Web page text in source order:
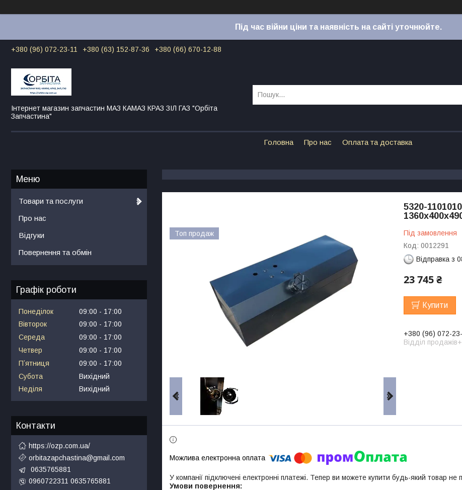
Під час війни ціни та наявність на сайті уточнюйте.
+380 (96) 072-23-11 +380 (63) 152-87-36 +380 (66) 670-12-88
Інтернет магазин запчастин МАЗ КАМАЗ КРАЗ ЗІЛ ГАЗ "Орбіта
Запчастина"
Головна Про нас Оплата та доставка
Топ продаж
5320-
Під замовлення
Код: 0012291
Відправка з
23 745 ₴
Купити
+380 (96) 072-
Відділ
У компанії підключені електронні платежі. Тепер ви можете купити будь-який товар не
Товари та послуги
Про нас
Відгуки
Повернення та обмін
Графік роботи
Понеділок 09:00
17:00
Вівторок
09:00
17:00
Середа
09:00
17:00
Четвер
09:00
17:00
Пʼятниця
09:00
17:00
Субота
Вихідний
Неділя
Вихідний
Контакти
https://ozp.com.ua/
orbitazapchastina@gmail.com
0635765881
0960722311 0635765881